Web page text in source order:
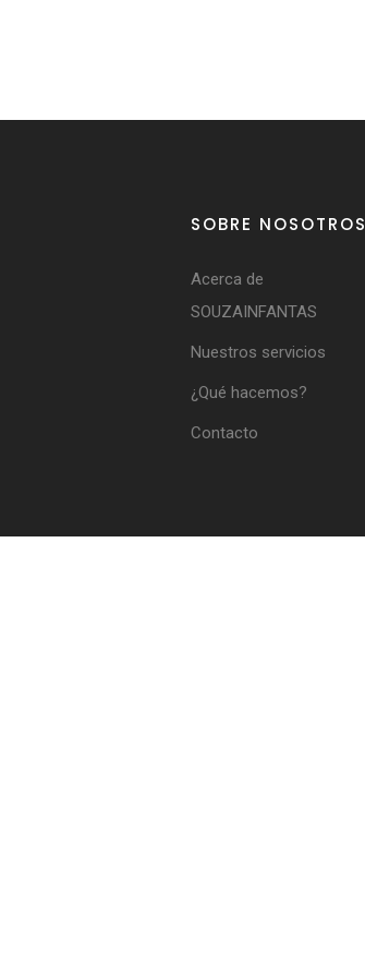
SOBRE NOSOTROS
Acerca de
SOUZAINFANTAS
Nuestros servicios
¿Qué hacemos?
Contacto